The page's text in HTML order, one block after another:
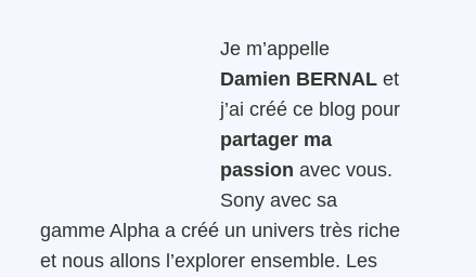
Je m’appelle
Damien BERNAL et
j’ai créé ce blog pour
partager ma
passion avec vous.
Sony avec sa
gamme Alpha a créé un univers très riche
et nous allons l’explorer ensemble. Les